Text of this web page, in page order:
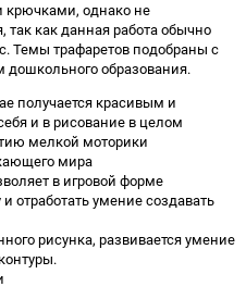
крючками, однако не
как данная работа обычно
Темы трафаретов подобраны с
дошкольного образования.
получается красивым и
и в рисование в целом
мелкой моторики
мира
в игровой форме
отработать умение создавать
рисунка, развивается умение